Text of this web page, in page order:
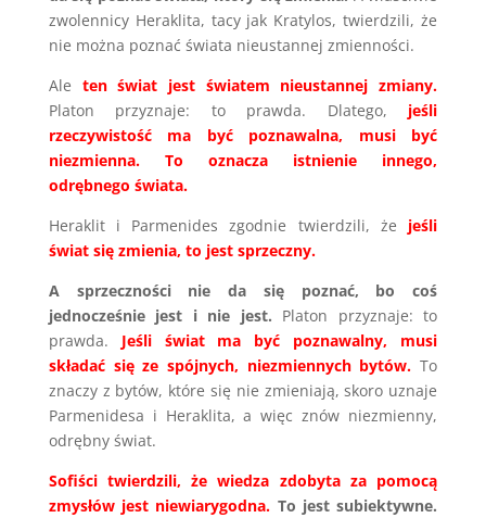
zwolennicy Heraklita, tacy jak Kratylos, twierdzili, że
nie można poznać świata nieustannej zmienności.
Ale ten świat jest światem nieustannej zmiany.
Platon przyznaje: to prawda. Dlatego, jeśli
rzeczywistość ma być poznawalna, musi być
niezmienna.
To oznacza istnienie innego,
odrębnego świata.
Heraklit i Parmenides zgodnie twierdzili, że jeśli
świat się zmienia, to jest sprzeczny.
A sprzeczności nie da się poznać, bo coś
jednocześnie jest i nie jest. Platon przyznaje: to
prawda. Jeśli świat ma być poznawalny, musi
składać się ze spójnych, niezmiennych bytów.To
znaczy z bytów, które się nie zmieniają, skoro uznaje
Parmenidesa i Heraklita, a więc znów niezmienny,
odrębny świat.
Sofiści twierdzili, że wiedza zdobyta za pomocą
zmysłów jest niewiarygodna. To jest subiektywne.